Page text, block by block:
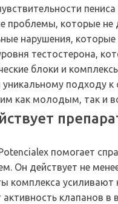
проблемы, которые не
нарушения,
тестостерона,
блоки и
уникальному подходу
как молодым, так и
помогает
Он действует не
комплекса усиливают
клапанов в